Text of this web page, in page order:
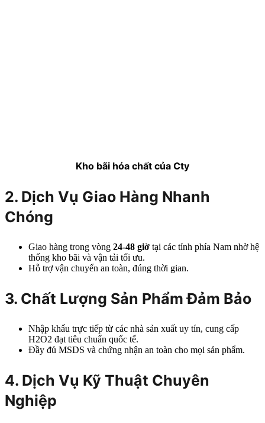
Kho bãi hóa chất của Cty
2. Dịch Vụ Giao Hàng Nhanh
Chóng
Giao hàng trong vòng 24-48 giờ tại các tỉnh phía Nam nhờ hệ
thống kho bãi và vận tải tối ưu.
Hỗ trợ vận chuyển an toàn, đúng thời gian.
3. Chất Lượng Sản Phẩm Đảm Bảo
Nhập khẩu trực tiếp từ các nhà sản xuất uy tín, cung cấp
H2O2 đạt tiêu chuẩn quốc tế.
Đầy đủ MSDS và chứng nhận an toàn cho mọi sản phẩm.
4. Dịch Vụ Kỹ Thuật Chuyên
Nghiệp